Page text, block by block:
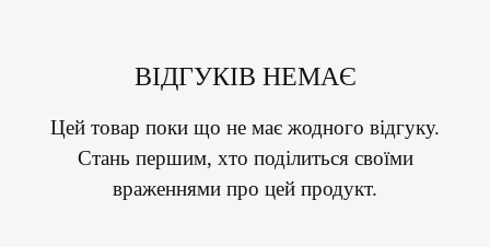
ВІДГУКІВ НЕМАЄ
Цей товар поки що не має жодного відгуку.
Стань першим, хто поділиться своїми
враженнями про цей продукт.